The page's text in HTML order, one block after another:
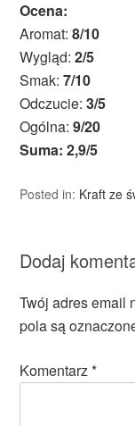
Ocena:
Aromat:8/10
Wygląd:2/5
Smak:7/10
Odczucie:3/5
Ogólna:9/20
Suma: 2,9/5
Posted in: Kraft ze
Dodaj
Twój adres email
pola są
Komentarz*